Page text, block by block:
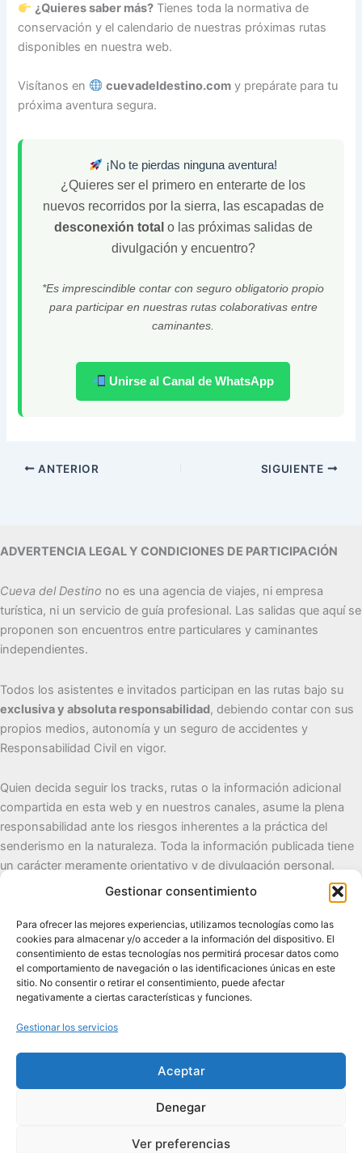
Gestionar consentimiento
Para ofrecer las mejores experiencias, utilizamos tecnologías como las
cookies para almacenar y/o acceder a la información del dispositivo. El
consentimiento de estas tecnologías nos permitirá procesar datos como
el comportamiento de navegación o las identificaciones únicas en este
sitio. No consentir o retirar el consentimiento, puede afectar
negativamente a ciertas características y funciones.
Gestionar los servicios
Aceptar
Denegar
Ver preferencias
¿Quieres saber más? Tienes toda la normativa de
conservación y el calendario de nuestras próximas rutas
disponibles en nuestra web.
Visítanos en cuevadeldestino.com y prepárate para tu
próxima aventura segura.
¡No te pierdas ninguna aventura!
¿Quieres ser el primero en enterarte de los
nuevos recorridos por la sierra, las escapadas de
desconexión total o las próximas salidas de
divulgación y encuentro?
*Es imprescindible contar con seguro obligatorio propio
para participar en nuestras rutas colaborativas entre
caminantes.
Unirse al Canal de WhatsApp
ANTERIOR SIGUIENTE
ADVERTENCIA LEGAL Y CONDICIONES DE PARTICIPACIÓN
Cueva del Destino no es una agencia de viajes, ni empresa
turística, ni un servicio de guía profesional. Las salidas que aquí se
proponen son encuentros entre particulares y caminantes
independientes.
Todos los asistentes e invitados participan en las rutas bajo su
exclusiva y absoluta responsabilidad, debiendo contar con sus
propios medios, autonomía y un seguro de accidentes y
Responsabilidad Civil en vigor.
Quien decida seguir los tracks, rutas o la información adicional
compartida en esta web y en nuestros canales, asume la plena
responsabilidad ante los riesgos inherentes a la práctica del
senderismo en la naturaleza. Toda la información publicada tiene
un carácter meramente orientativo y de divulgación personal.
Senderismo de autor, naturaleza y pueblos con alma.
Contacto:cuevadeldestino@gmail.com |
+34 722 32 62
1.200 en Instagram
Todos los derechos © 2026 Cueva del Destino | Funciona gracias